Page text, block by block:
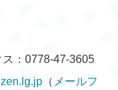
：0778-47-3605
（ メールフ